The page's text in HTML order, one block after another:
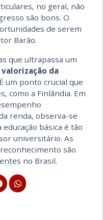
no geral, não
são bons. O
de serem
Barão.
que ultrapassa um
valorização da
um ponto crucial que
como a Finlândia. Em
renda, observa-se
básica é tão
universitário. As
são
no Brasil.